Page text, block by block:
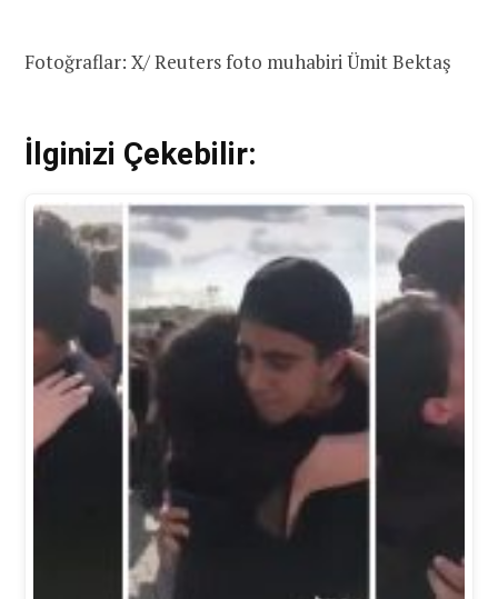
Fotoğraflar: X/ Reuters foto muhabiri Ümit Bektaş
İlginizi Çekebilir: